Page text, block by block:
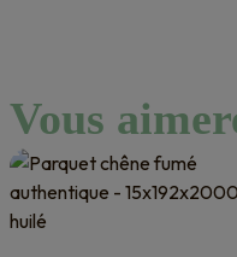
Vous